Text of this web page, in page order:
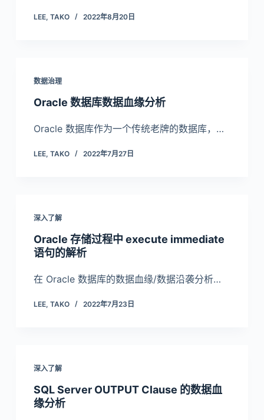
LEE, TAKO 2022年8月20日
数据治理
Oracle 数据库数据血缘分析
Oracle 数据库作为一个传统老牌的数据库，…
LEE, TAKO 2022年7月27日
深入了解
Oracle 存储过程中 execute immediate
语句的解析
在 Oracle 数据库的数据血缘/数据沿袭分析…
LEE, TAKO 2022年7月23日
深入了解
SQL Server OUTPUT Clause 的数据血
缘分析